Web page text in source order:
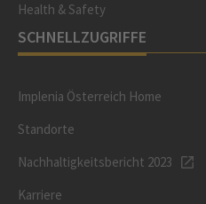
Health & Safety
SCHNELLZUGRIFFE
Implenia Österreich Home
Standorte
Nachhaltigkeitsbericht 2023
Karriere